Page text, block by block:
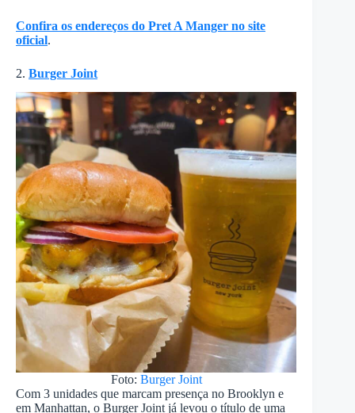
Confira os endereços do Pret A Manger no site
oficial.
2. Burger Joint
Foto: Burger Joint
Com 3 unidades que marcam presença no Brooklyn e
em Manhattan, o Burger Joint já levou o título de uma